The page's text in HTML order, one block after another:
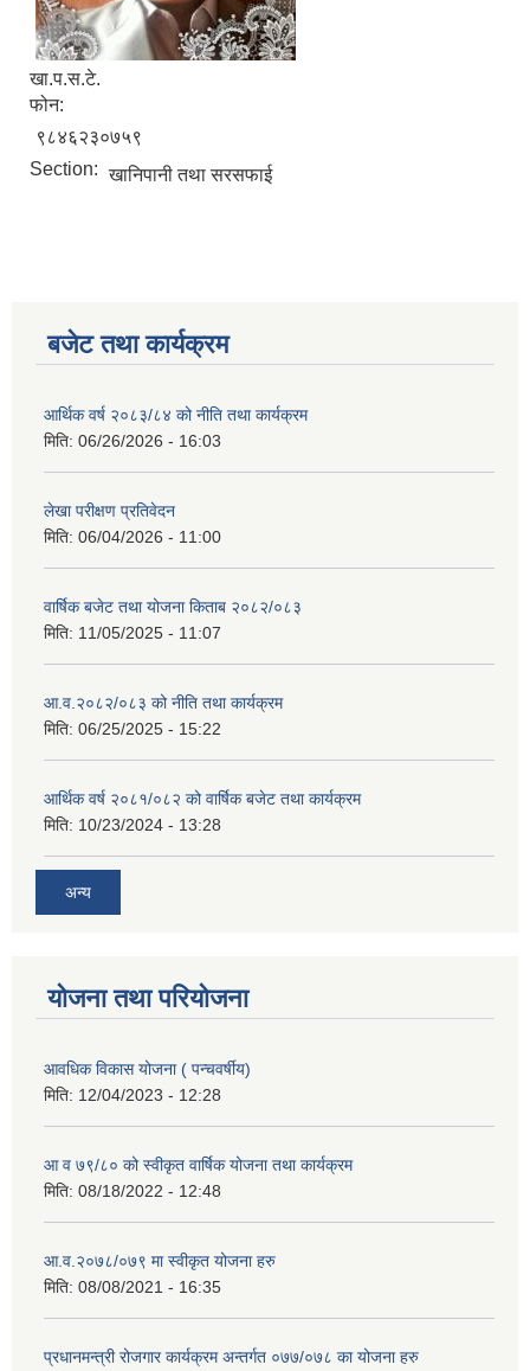
खा.प.स.टे.
फोन:
९८४६२३०७५९
Section: खानिपानी तथा सरसफाई
बजेट तथा कार्यक्रम
आर्थिक वर्ष २०८३/८४ को नीति तथा कार्यक्रम
मिति: 06/26/2026 - 16:03
लेखा परीक्षण प्रतिवेदन
मिति: 06/04/2026 - 11:00
वार्षिक बजेट तथा योजना किताब २०८२/०८३
मिति: 11/05/2025 - 11:07
आ.व.२०८२/०८३ को नीति तथा कार्यक्रम
मिति: 06/25/2025 - 15:22
आर्थिक वर्ष २०८१/०८२ को वार्षिक बजेट तथा कार्यक्रम
मिति: 10/23/2024 - 13:28
अन्य
योजना तथा परियोजना
आवधिक विकास योजना ( पन्चवर्षीय)
मिति: 12/04/2023 - 12:28
आ व ७९/८० को स्वीकृत वार्षिक योजना तथा कार्यक्रम
मिति: 08/18/2022 - 12:48
आ.व.२०७८/०७९ मा स्वीकृत योजना हरु
मिति: 08/08/2021 - 16:35
प्रधानमन्त्री रोजगार कार्यक्रम अन्तर्गत ०७७/०७८ का योजना हरु